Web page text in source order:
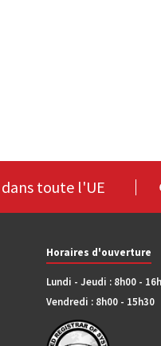
toute l'UE
Horaires d'ouverture
Lundi - Jeudi : 8h00 -
Vendredi : 8h00 - 15h30